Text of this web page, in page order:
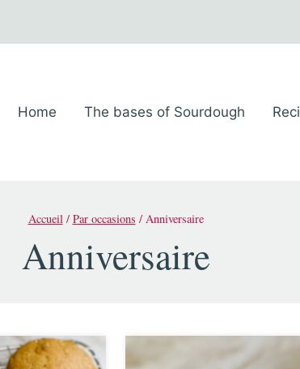
Home The bases of Sourdough
Accueil / Par occasions / Anniversaire
Anniversaire